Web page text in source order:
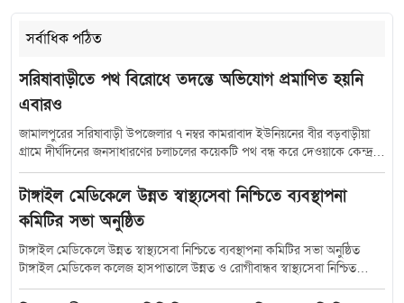
সর্বাধিক পঠিত
সরিষাবাড়ীতে পথ বিরোধে তদন্তে অভিযোগ প্রমাণিত হয়নি
এবারও
জামালপুরের সরিষাবাড়ী উপজেলার ৭ নম্বর কামরাবাদ ইউনিয়নের বীর বড়বাড়ীয়া
গ্রামে দীর্ঘদিনের জনসাধারণের চলাচলের কয়েকটি পথ বন্ধ করে দেওয়াকে কেন্দ্র
করে সৃষ্ট বিরোধে নতুন মোড় নিয়েছে। সরকারি তদন্তে অভিযোগকারীর উত্থাপিত
অভিযোগের সত্যতা না মেলায় বিষয়টি এখন আলোচনার কেন্দ্রবিন্দুতে। এরই মধ্যে
প্রশাসনের উদ্যোগে ডাকা সমঝোতা বৈঠকে অভিযোগকারী পক্ষের অনুপস্থিতি
ঘটনাকে আরও রহস্যময় করে তুলেছে। স্থানীয়দের অভিযোগ, গ্রামের মৃত মোস্তান
আনোয়ারী (সাবেক কাজী)-এর স্ত্রী মনোয়ারা চৌধুরী ও মেয়ে বিলকিস আনোয়ারী
(রুমি) দীর্ঘদিন ধরে গ্রামের শতবর্ষের পুরোনো কয়েকটি চলাচলের পথ অবরুদ্ধ করে
রেখেছেন। এতে সাধারণ মানুষ, শিক্ষার্থী, কৃষক ও পথচারীদের প্রতিনিয়ত দুর্ভোগ
টাঙ্গাইল মেডিকেলে উন্নত স্বাস্থ্যসেবা নিশ্চিতে ব্যবস্থাপনা
কমিটির সভা অনুষ্ঠিত
টাঙ্গাইল মেডিকেলে উন্নত স্বাস্থ্যসেবা নিশ্চিতে ব্যবস্থাপনা কমিটির সভা অনুষ্ঠিত
টাঙ্গাইল মেডিকেল কলেজ হাসপাতালে উন্নত ও রোগীবান্ধব স্বাস্থ্যসেবা নিশ্চিত
করতে হাসপাতাল ব্যবস্থাপনা কমিটির সমন্বয় সভা অনুষ্ঠিত হয়েছে। শুক্রবার (১০